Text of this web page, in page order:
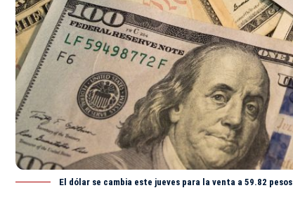
El dólar se cambia este jueves para la venta a 59.82 pesos